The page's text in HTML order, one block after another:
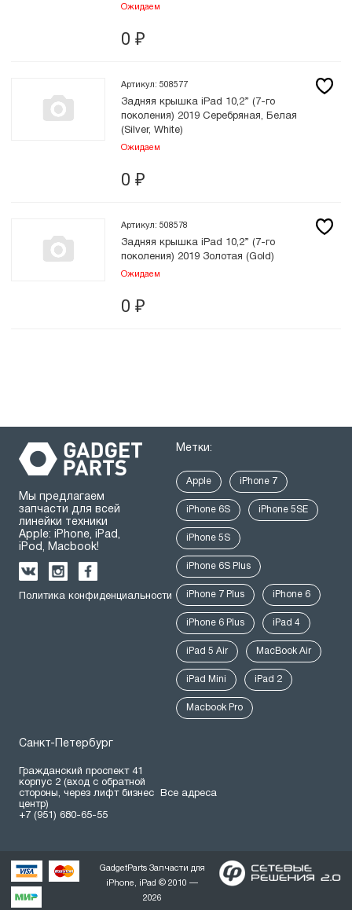
Ожидаем
0 ₽
Артикул: 508577
Задняя крышка iPad 10,2” (7-го
поколения) 2019 Серебряная, Белая
(Silver, White)
Ожидаем
0 ₽
Артикул: 508578
Задняя крышка iPad 10,2” (7-го
поколения) 2019 Золотая (Gold)
Ожидаем
0 ₽
Мы предлагаем
запчасти для всей
линейки техники
Apple: iPhone, iPad,
iPod, Macbook!
Политика конфиденциальности
Метки:
Apple iPhone 7
iPhone 6S iPhone 5SE
iPhone 5S
iPhone 6S Plus
iPhone 7 Plus iPhone 6
iPhone 6 Plus iPad 4
iPad 5 Air MacBook Air
iPad Mini iPad 2
Macbook Pro
Санкт-Петербург
Гражданский проспект 41
корпус 2 (вход с обратной
стороны, через лифт бизнес
центр)
+7 (951) 680-65-55
Все адреса
GadgetParts Запчасти для
iPhone, iPad © 2010 —
2026